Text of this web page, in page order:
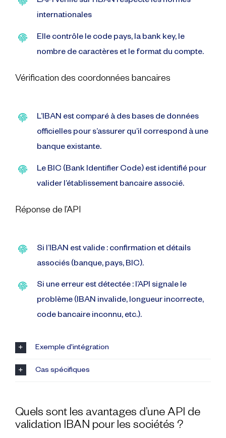
internationales
Elle contrôle le code pays, la bank key, le
nombre de caractères et le format du compte.
Vérification des coordonnées bancaires
L’IBAN est comparé à des bases de données
officielles pour s’assurer qu’il correspond à une
banque existante.
Le BIC (Bank Identifier Code) est identifié pour
valider l’établissement bancaire associé.
Réponse de l’API
Si l’IBAN est valide : confirmation et détails
associés (banque, pays, BIC).
Si une erreur est détectée : l’API signale le
problème (IBAN invalide, longueur incorrecte,
code bancaire inconnu, etc.).
Exemple d'intégration
Cas spécifiques
Quels sont les avantages d’une API de
validation IBAN pour les sociétés ?